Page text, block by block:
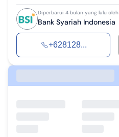
Diperbarui 4 bulan yang lalu oleh
Bank Syariah Indonesia
+628128...